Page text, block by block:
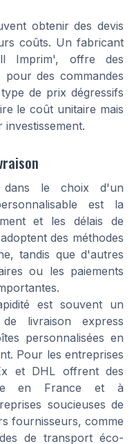
obtenir des devis
coûts. Un fabricant
Imprim', offre des
des commandes
de prix dégressifs
le coût unitaire mais
dans le choix d'un
est la
et les délais de
des méthodes
tandis que d'autres
ou les paiements
est souvent un
livraison express
personnalisées en
Pour les entreprises
et DHL offrent des
en France et à
soucieuses de
fournisseurs, comme
de transport éco-